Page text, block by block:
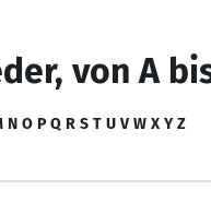
von A
N O P Q R S T U V W X Y Z